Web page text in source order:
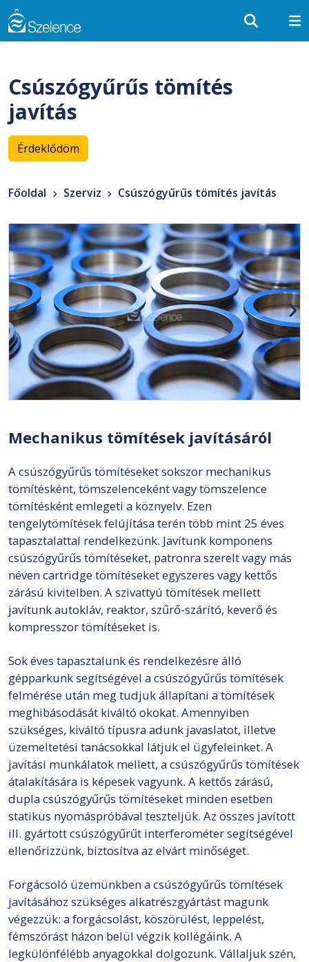
Csúszógyűrűs tömítés
javítás
Érdeklődöm
Főoldal Szerviz Csúszógyűrűs tömítés javítás
‹ ›
Mechanikus tömítések javításáról
A csúszógyűrűs tömítéseket sokszor mechanikus
tömítésként, tömszelenceként vagy tömszelence
tömítésként emlegeti a köznyelv. Ezen
tengelytömítések felújítása terén több mint 25 éves
tapasztalattal rendelkezünk. Javítunk komponens
csúszógyűrűs tömítéseket, patronra szerelt vagy más
néven cartridge tömítéseket egyszeres vagy kettős
zárású kivitelben. A szivattyú tömítések mellett
javítunk autokláv, reaktor, szűrő-szárító, keverő és
kompresszor tömítéseket is.
Sok éves tapasztalunk és rendelkezésre álló
gépparkunk segítségével a csúszógyűrűs tömítések
felmérése után meg tudjuk állapítani a tömítések
meghibásodását kiváltó okokat. Amennyiben
szükséges, kiváltó típusra adunk javaslatot, illetve
üzemeltetési tanácsokkal látjuk el ügyfeleinket. A
javítási munkálatok mellett, a csúszógyűrűs tömítések
átalakítására is képesek vagyunk. A kettős zárású,
dupla csúszógyűrűs tömítéseket minden esetben
statikus nyomáspróbával teszteljük. Az összes javított
ill. gyártott csúszógyűrűt interferométer segítségével
ellenőrizzünk, biztosítva az elvárt minőséget.
Forgácsoló üzemünkben a csúszógyűrűs tömítések
javításához szükséges alkatrészgyártást magunk
végezzük: a forgácsolást, köszörülést, leppelést,
fémszórást házon belül végzik kollégáink. A
legkülönfélébb anyagokkal dolgozunk. Vállaljuk szén,